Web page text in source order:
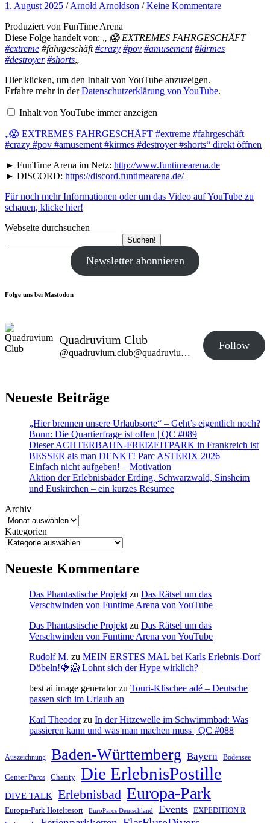
1. August 2025 /Arnold Arnoldson /Keine Kommentare
Produziert von FunTime Arena
Diese Folge handelt von: „ 😱 EXTREMES FAHRGESCHÄFT
#extreme #fahrgeschäft#crazy #pov #amusement #kirmes
#destroyer #shorts„
„😱
EXTREMES
FAHRGESCHÄFT
#extreme
#fahrgeschäft
#pov
#amusement
#kirmes
#destroyer
#shorts“
von
anzeigen
Hier klicken, um den Inhalt von YouTube anzuzeigen.
Erfahre mehr in derDatenschutzerklärung von YouTube.
Inhalt von YouTube immer anzeigen
„😱 EXTREMES FAHRGESCHÄFT #extreme #fahrgeschäft
#crazy #pov #amusement #kirmes #destroyer #shorts“ direkt öffnen
► FunTime Arena im Netz: http://www.funtimearena.de
► DISCORD: https://discord.funtimearena.de/
Für noch mehr Informationen oder um das Video auf YouTube zu
schauen, klicke hier!
Webseite durchsuchen
Suchen!
Newsletter abonnieren
Folge uns bei Mastodon
Quadruvium Club
@quadruvium.club@quadruvium.club
Follow
Neueste Beiträge
„Hier brennen unsere Urlaubsorte“ – Geht’s eigentlich noch?
Bonn: Die Quartierfrage ist offen | QC #089
Dieser ACHTERBAHN-FREIZEITPARK in Frankreich ist
BESSER als man DENKT! Parc ASTÉRIX 2026
Einfach nicht aufgeben! – Motivation
Aktion der Erlebnisbäder Erding, Schwarzwald, Sinsheim
und Euskirchen – ein kurzes Resümee
Archiv
Kategorien
Neueste Kommentare
Das Phantastische Projekt zu Das Rätsel um das
Verschwinden von Funtime Arena von YouTube
Das Phantastische Projekt zu Das Rätsel um das
Verschwinden von Funtime Arena von YouTube
Rudolf M. zu MEIN ERSTES MAL bei Karls Erlebnis-Dorf
Döbeln!🍓😱 Lohnt sich der Hype wirklich?
best ai image generatorzu Touri-Klischee adé – Deutsche
passen sich im Urlaub an
Karl Theodorzu In der Hitzewelle im Schwimmbad: Was
passieren kann und was man machen muss | QC #088
Auszeichnung Baden-Württemberg Bayern Bodensee
Center Parcs Charity Die ErlebnisPostille
DIVE TALK Erlebnisbad Europa-Park
Europa-Park Hotelresort EuroParcs Deutschland Events EXPEDITION R